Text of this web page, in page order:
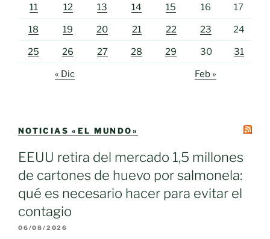
11 12 13 14 15 16 17
18 19 20 21 22 23 24
25 26 27 28 29 30 31
« Dic Feb »
NOTICIAS «EL MUNDO»
EEUU retira del mercado 1,5 millones
de cartones de huevo por salmonela:
qué es necesario hacer para evitar el
contagio
06/08/2026